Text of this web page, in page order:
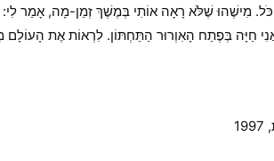
שֶׁלֹּא רָאָה אוֹתִי בְּמֶשֶׁךְ זְמַן-מָה, אָמַר לִי:
חַיָּה בְּפֶתַח הָאִוְרוּר הַתַּחְתּוֹן. לִרְאוֹת אֶת